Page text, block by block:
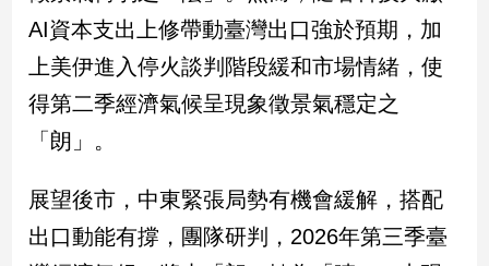
台
灣
觀
點
南
灣
觀
點
AI資本支出上修帶動臺灣出口強於預期，加
上美伊進入停火談判階段緩和市場情緒，使
得第二季經濟氣候呈現象徵景氣穩定之
「朗」。
展望後市，中東緊張局勢有機會緩解，搭配
出口動能有撐，團隊研判，2026年第三季臺